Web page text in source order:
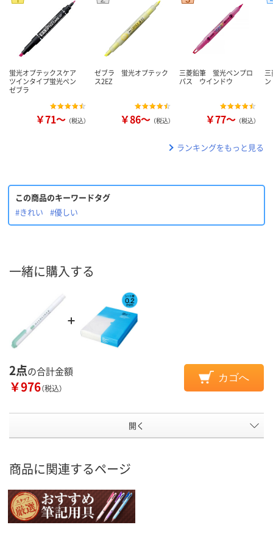
蛍光オプテックスケア
ツインタイプ蛍光ペン
ゼブラ
￥71～ （税込）
ゼブラ 蛍光オプテック
ス2EZ
￥86～ （税込）
三菱鉛筆 蛍光ペンプロ
パス ウインドウ
￥77～ （税込）
ランキングをもっと見る
この商品のキーワードタグ
#きれい
#優しい
一緒に購入する
2点の合計金額
￥976（税込）
カゴへ
開く
商品に関連するページ